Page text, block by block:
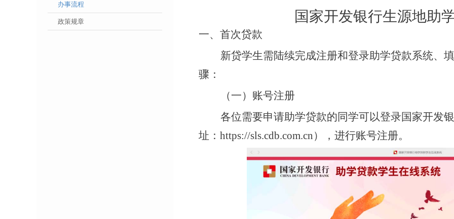
办事流程
政策规章 国家开发银行生源地助
一、首次贷款
新贷学生需陆续完成注册和登录助学贷款系统、
骤：
（一）账号注册
各位需要申请助学贷款的同学可以登录国家开发
址： https://sls.cdb.com.cn），进行账号注册。